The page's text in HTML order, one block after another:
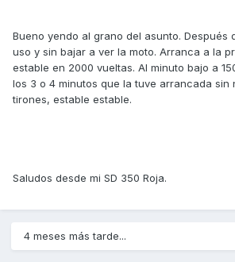
Bueno yendo al grano del asunto. Después
uso y sin bajar a ver la moto. Arranca a la
estable en 2000 vueltas. Al minuto bajo a
los 3 o 4 minutos que la tuve arrancada sin
tirones, estable estable.
Saludos desde mi SD 350 Roja.
4 meses más tarde...